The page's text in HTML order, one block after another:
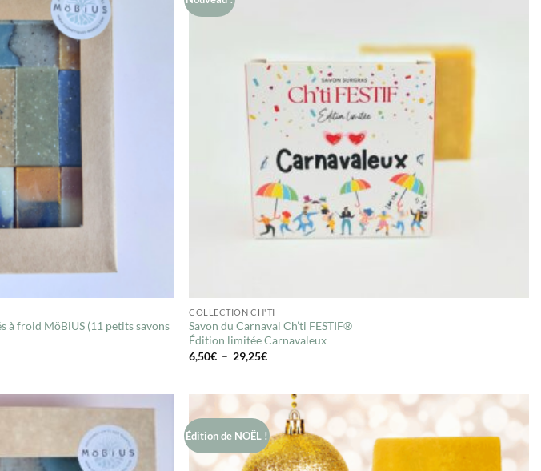
à froid MöBiUS (11 petits savons
COLLECTION CH'TI
Savon du Carnaval Ch’ti FESTIF®
Édition limitée Carnavaleux
6,50€ – 29,25€Plage
à
29,25€
Édition de NOËL !